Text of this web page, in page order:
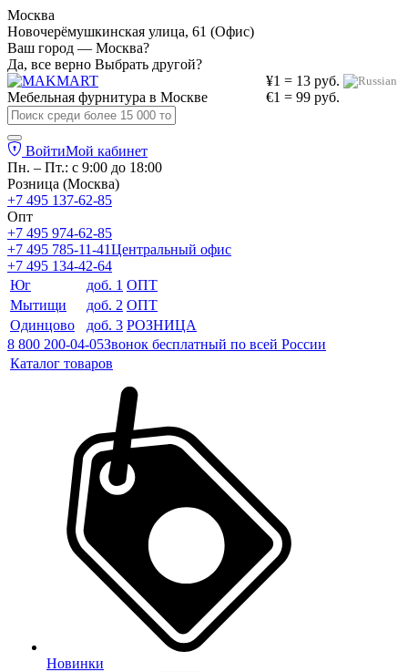
Москва
Новочерёмушкинская улица, 61 (Офис)
Ваш город — Москва?
Да, все верно Выбрать другой?
¥1 = 13 руб.
€1 = 99 руб.
Мебельная фурнитура в Москве
ВойтиМой кабинет
Пн. – Пт.: с 9:00 до 18:00
Розница (Москва)
+7 495 137-62-85
Опт
+7 495 974-62-85
+7 495 785-11-41Центральный офис
+7 495 134-42-64
Юг
доб. 1 ОПТ
Мытищи
доб. 2 ОПТ
Одинцово
доб. 3 РОЗНИЦА
8 800 200-04-05Звонок бесплатный по всей России
Каталог товаров
Новинки